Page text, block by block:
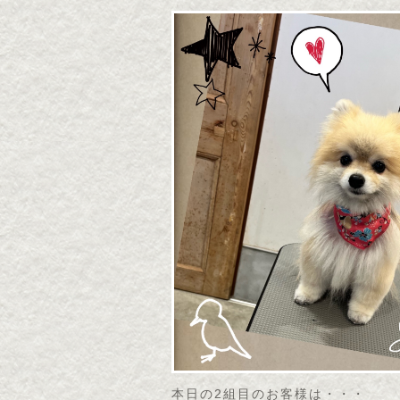
本日の2組目のお客様は・・・